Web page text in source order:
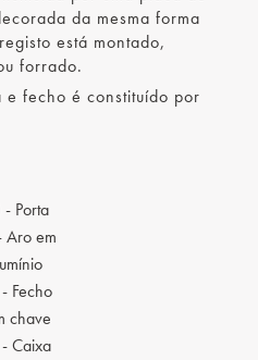
da mesma forma
está montado,
forrado.
fecho é constituído por
Porta
Aro em
Fecho
chave
Caixa